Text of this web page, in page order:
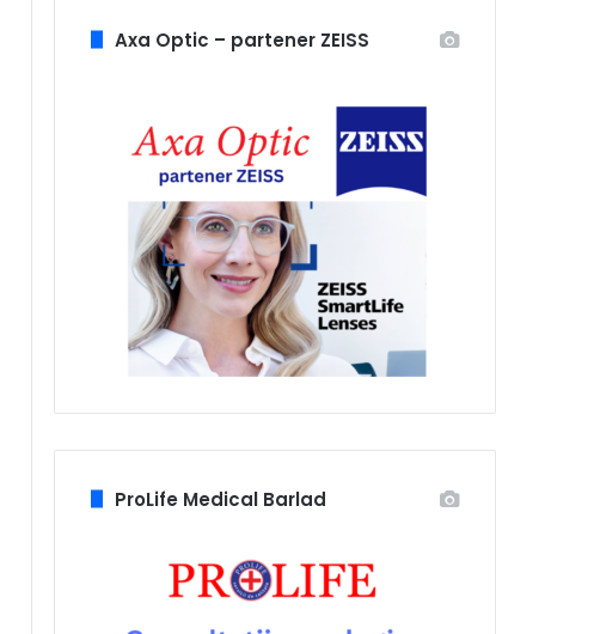
Axa Optic – partener ZEISS
ProLife Medical Barlad